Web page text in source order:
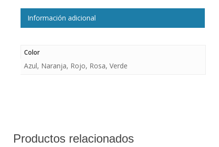
Información adicional
Color
Azul, Naranja, Rojo, Rosa, Verde
Productos relacionados